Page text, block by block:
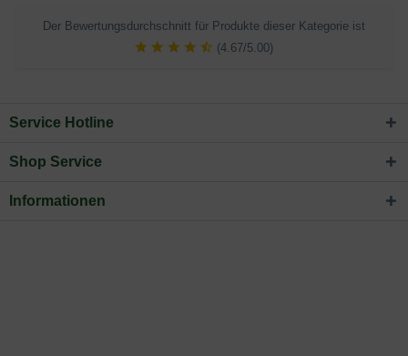
Der Bewertungsdurchschnitt für Produkte dieser Kategorie ist
(4.67/5.00)
Service Hotline
Shop Service
Informationen